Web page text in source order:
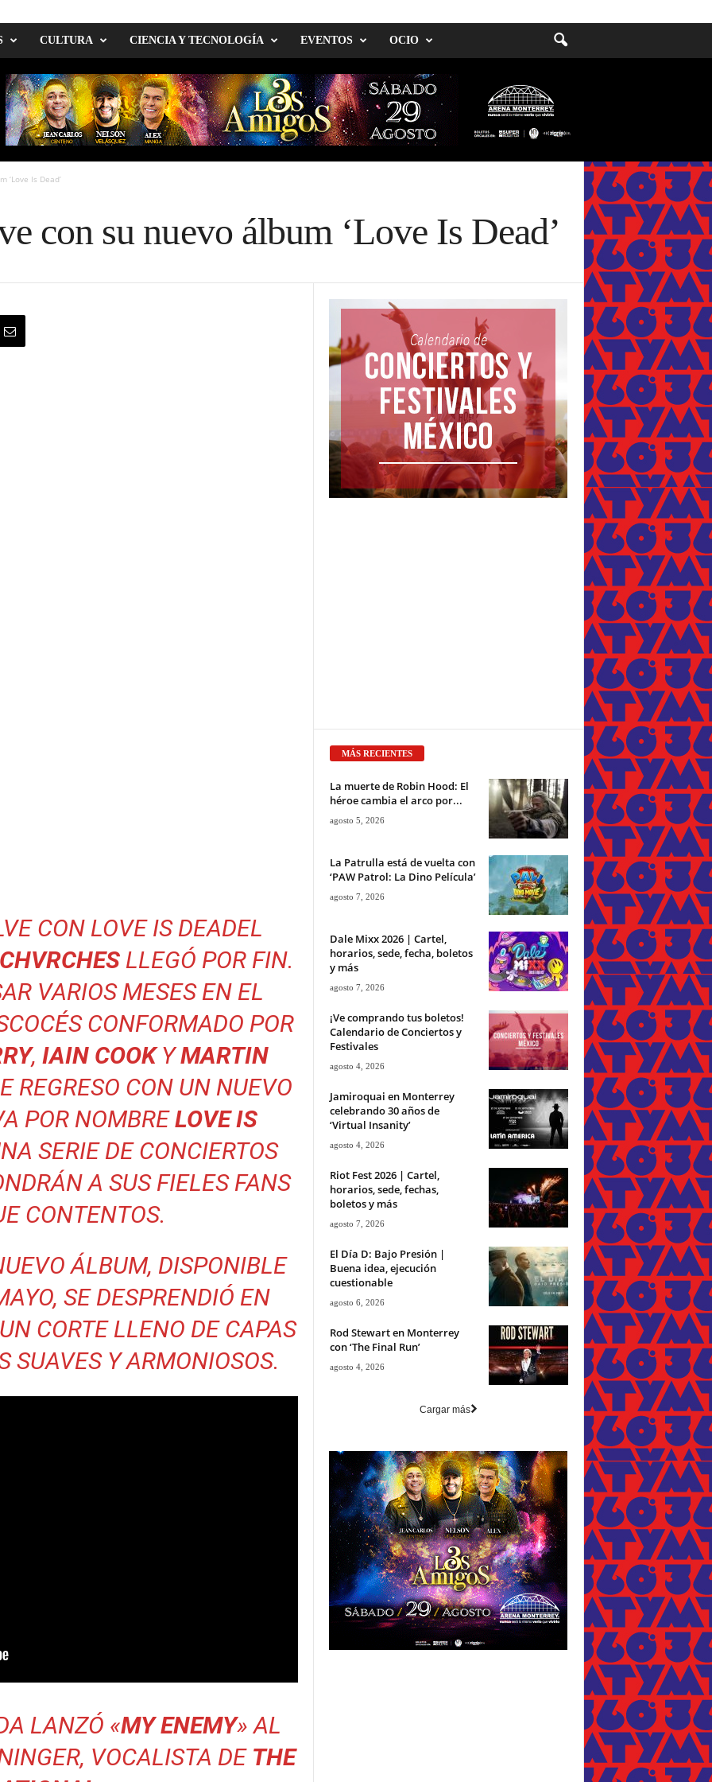
CULTURA CIENCIA Y TECNOLOGÍA EVENTOS OCIO
‘Love Is Dead’
con su nuevo álbum ‘Love Is Dead’
CON LOVE IS DEADEL
CHVRCHES LLEGÓ POR FIN.
VARIOS MESES EN EL
CONFORMADO POR
, IAIN COOKYMARTIN
REGRESO CON UN NUEVO
POR NOMBRELOVE IS
SERIE DE CONCIERTOS
A SUS FIELES FANS
CONTENTOS.
ÁLBUM, DISPONIBLE
SE DESPRENDIÓ EN
CORTE LLENO DE CAPAS
SUAVES Y ARMONIOSOS.
LANZÓ «MY ENEMY» AL
VOCALISTA DE THE
MÁS RECIENTES
La muerte de Robin Hood: El
héroe cambia el arco por...
agosto 5, 2026
La Patrulla está de vuelta con
‘PAW Patrol: La Dino Película’
agosto 7, 2026
Dale Mixx 2026 | Cartel,
horarios, sede, fecha, boletos
y más
agosto 7, 2026
¡Ve comprando tus boletos!
Calendario de Conciertos y
Festivales
agosto 4, 2026
Jamiroquai en Monterrey
celebrando 30 años de
‘Virtual Insanity’
agosto 4, 2026
Riot Fest 2026 | Cartel,
horarios, sede, fechas,
boletos y más
agosto 7, 2026
El Día D: Bajo Presión |
Buena idea, ejecución
cuestionable
agosto 6, 2026
Rod Stewart en Monterrey
con ‘The Final Run’
agosto 4, 2026
Cargar más